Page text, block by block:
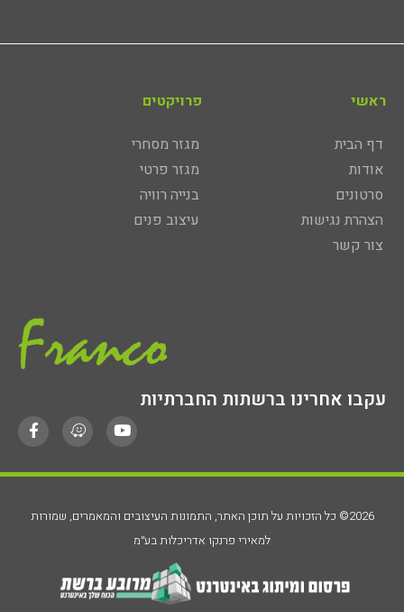
ראשי
דף הבית
אודות
סרטונים
הצהרת נגישות
צור קשר
פרויקטים
מגזר מסחרי
מגזר פרטי
בנייה רוויה
עיצוב פנים
עקבו אחרינו ברשתות החברתיות
2026© כל הזכויות על תוכן האתר, התמונות העיצובים והמאמרים, שמורות
למאירי פרנקו אדריכלות בע״מ